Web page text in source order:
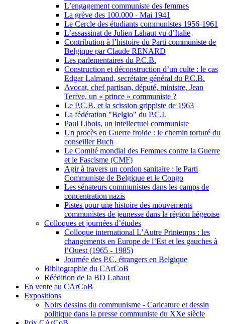
L’engagement communiste des femmes
La grève des 100.000 - Mai 1941
Le Cercle des étudiants communistes 1956-1961
L’assassinat de Julien Lahaut vu d’Italie
Contribution à l’histoire du Parti communiste de
Belgique par Claude RENARD
Les parlementaires du P.C.B.
Construction et déconstruction d’un culte : le cas
Edgar Lalmand, secrétaire général du P.C.B.
Avocat, chef partisan, député, ministre, Jean
Terfve, un « prince » communiste ?
Le P.C.B. et la scission grippiste de 1963
La fédération "Belgio" du P.C.I.
Paul Libois, un intellectuel communiste
Un procès en Guerre froide : le chemin torturé du
conseiller Buch
Le Comité mondial des Femmes contre la Guerre
et le Fascisme (CMF)
Agir à travers un cordon sanitaire : le Parti
Communiste de Belgique et le Congo
Les sénateurs communistes dans les camps de
concentration nazis
Pistes pour une histoire des mouvements
communistes de jeunesse dans la région liégeoise
Colloques et journées d’études
Colloque international L’Autre Printemps : les
changements en Europe de l’Est et les gauches à
l’Ouest (1965 - 1985)
Journée des P.C. étrangers en Belgique
Bibliographie du CArCoB
Réédition de la BD Lahaut
En vente au CArCoB
Expositions
Noirs dessins du communisme - Caricature et dessin
politique dans la presse communiste du XXe siècle